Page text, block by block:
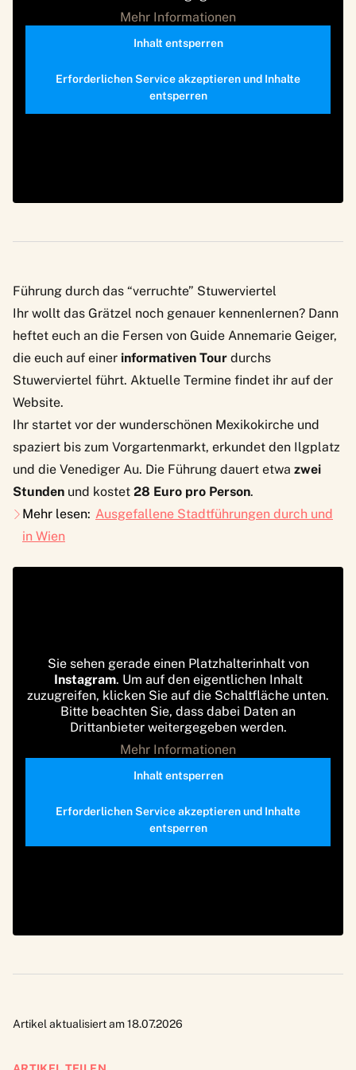
Mehr Informationen
Inhalt entsperren
Erforderlichen Service akzeptieren und Inhalte
entsperren
Führung durch das “verruchte” Stuwerviertel
Ihr wollt das Grätzel noch genauer kennenlernen? Dann
heftet euch an die Fersen von Guide Annemarie Geiger,
die euch auf einer informativen Tour durchs
Stuwerviertel führt. Aktuelle Termine findet ihr auf der
Website.
Ihr startet vor der wunderschönen Mexikokirche und
spaziert bis zum Vorgartenmarkt, erkundet den Ilgplatz
und die Venediger Au. Die Führung dauert etwa zwei
Stunden und kostet 28 Euro pro Person.
Mehr lesen: Ausgefallene Stadtführungen durch und
in Wien
Sie sehen gerade einen Platzhalterinhalt von
Instagram. Um auf den eigentlichen Inhalt
zuzugreifen, klicken Sie auf die Schaltfläche unten.
Bitte beachten Sie, dass dabei Daten an
Drittanbieter weitergegeben werden.
Mehr Informationen
Inhalt entsperren
Erforderlichen Service akzeptieren und Inhalte
entsperren
Artikel aktualisiert am 18.07.2026